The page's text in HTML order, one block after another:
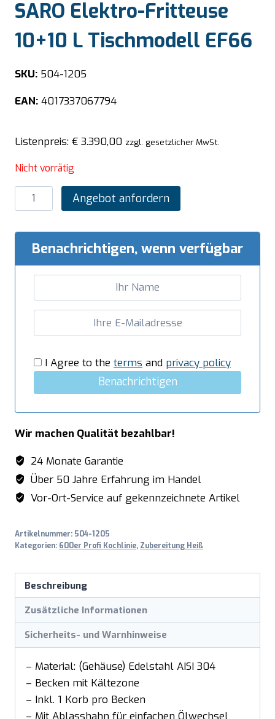
SARO Elektro-Fritteuse
10+10 L Tischmodell EF66
SKU: 504-1205
EAN: 4017337067794
Listenpreis: € 3.390,00 zzgl. gesetzlicher MwSt.
Nicht vorrätig
SARO
Elektro-
10+10
Tischmodell
Menge
Angebot anfordern
Benachrichtigen, wenn verfügbar
I Agree to the terms and privacy policy
Benachrichtigen
Wir machen Qualität bezahlbar!
24 Monate Garantie
Über 50 Jahre Erfahrung im Handel
Vor-Ort-Service auf gekennzeichnete Artikel
Artikelnummer: 504-1205
Kategorien: 600er Profi Kochlinie, Zubereitung Heiß
Beschreibung
Zusätzliche Informationen
Sicherheits- und Warnhinweise
– Material: (Gehäuse) Edelstahl AISI 304
– Becken mit Kältezone
– Inkl. 1 Korb pro Becken